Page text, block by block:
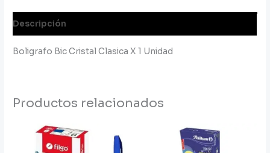
Descripción
Boligrafo Bic Cristal Clasica X 1 Unidad
Productos relacionados